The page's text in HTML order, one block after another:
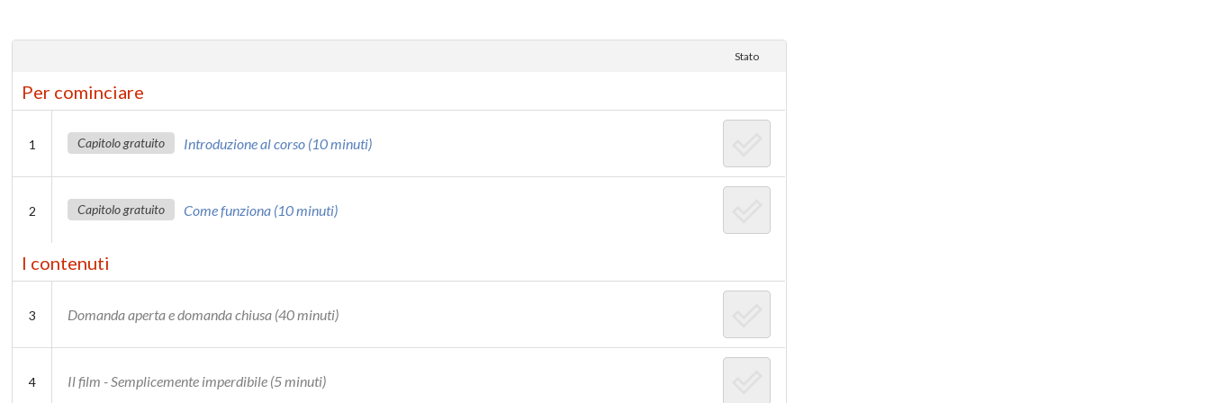
Stato
Per cominciare
1 Introduzione al corso (10 minuti)
2 Come funziona (10 minuti)
I contenuti
3 Domanda aperta e domanda chiusa (40 minuti)
4 Il film - Semplicemente imperdibile (5 minuti)